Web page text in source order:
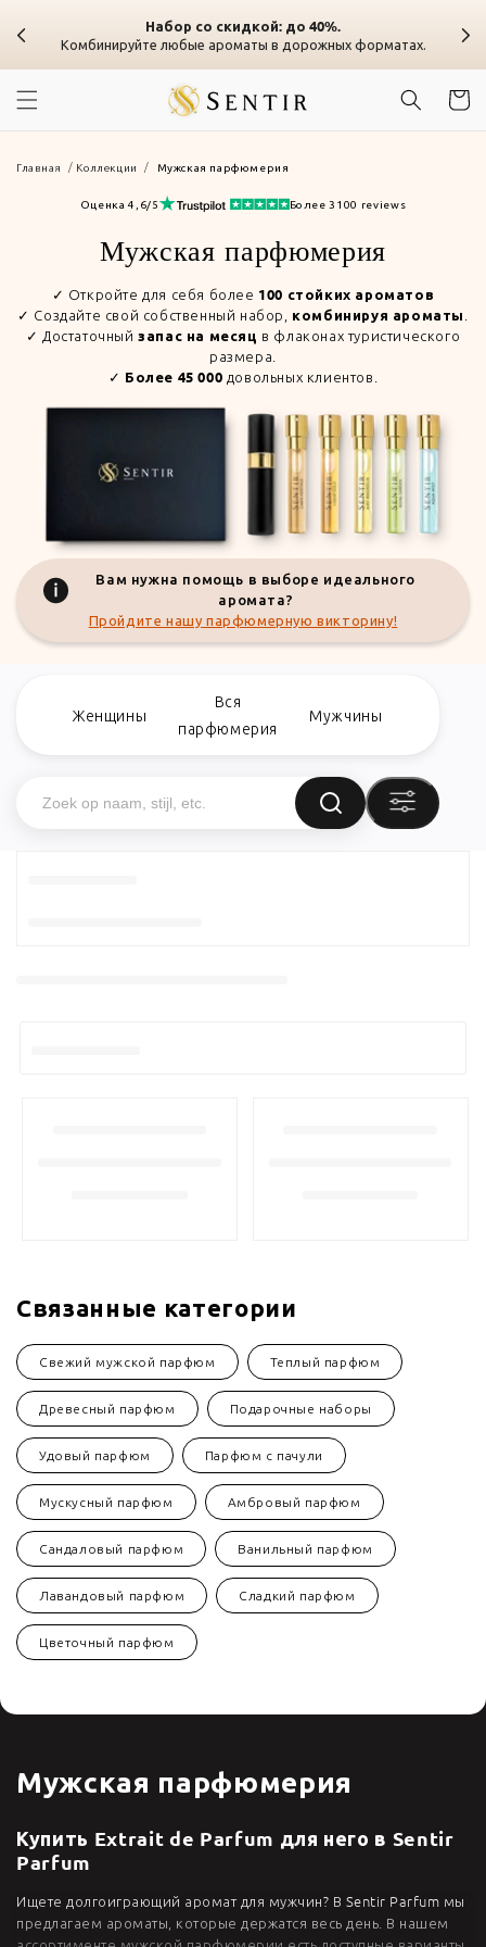
содержанию
Набор со скидкой: до 40%.
Комбинируйте любые ароматы в дорожных форматах.
Главная Коллекции Мужская парфюмерия
Оценка 4,6/5 Более 3100 reviews
Коллекция:
Мужская парфюмерия
✓ Откройте для себя более 100 стойких ароматов
✓ Создайте свой собственный набор, комбинируя ароматы.
✓ Достаточныйзапас на месяц в флаконах туристического
размера.
✓ Более 45 000 довольных клиентов.
Вам нужна помощь в выборе идеального
аромата?
Пройдите нашу парфюмерную викторину!
Женщины
Вся
парфюмерия
Мужчины
Связанные категории
Свежий мужской парфюм Теплый парфюм
Древесный парфюм Подарочные наборы
Удовый парфюм Парфюм с пачули
Мускусный парфюм Амбровый парфюм
Сандаловый парфюм Ванильный парфюм
Лавандовый парфюм Сладкий парфюм
Цветочный парфюм
Мужская парфюмерия
Купить Extrait de Parfum для него в Sentir
Parfum
Ищете долгоиграющий аромат для мужчин? В Sentir Parfum мы
предлагаем ароматы, которые держатся весь день. В нашем